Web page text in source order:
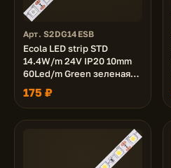
Арт. S2DG14ESB
Ecola LED strip STD
14.4W/m 24V IP20 10mm
60Led/m Green зеленая
светодиодная лента на
катушке 5м.
175 ₽